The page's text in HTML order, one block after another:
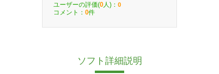
ユーザーの評価(0 人)： 0
コメント： 0件
ソフト詳細説明